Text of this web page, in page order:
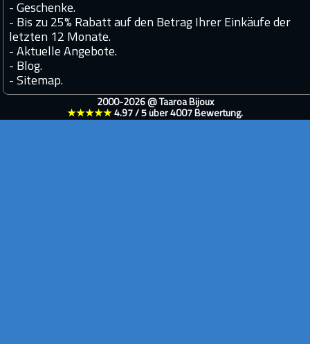
- Geschenke.
- Bis zu 25% Rabatt auf den Betrag Ihrer Einkäufe der
letzten 12 Monate.
- Aktuelle Angebote.
- Blog.
- Sitemap.
2000-2026 @ Taaroa Bijoux
★★★★★ 4.97 / 5 über 4007 Bewertung.